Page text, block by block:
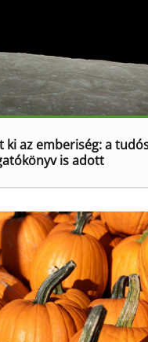
ki az emberiség: a
is adott